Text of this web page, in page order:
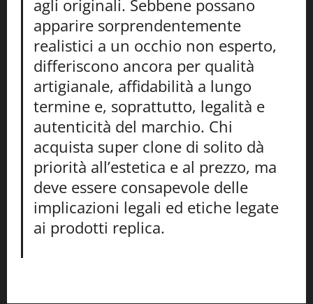
agli originali. Sebbene possano
apparire sorprendentemente
realistici a un occhio non esperto,
differiscono ancora per qualità
artigianale, affidabilità a lungo
termine e, soprattutto, legalità e
autenticità del marchio. Chi
acquista super clone di solito dà
priorità all’estetica e al prezzo, ma
deve essere consapevole delle
implicazioni legali ed etiche legate
ai prodotti replica.